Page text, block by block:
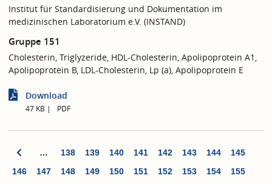
Institut für Standardisierung und Dokumentation im
medizinischen Laboratorium e.V. (INSTAND)
Gruppe 151
Cholesterin, Triglyzeride, HDL-Cholesterin, Apolipoprotein A1,
Apolipoprotein B, LDL-Cholesterin, Lp (a), Apolipoprotein E
Download
47 KB PDF
… 138 139 140 141 142 143 144
145
146
147 148 149 150 151 152 153 154
155